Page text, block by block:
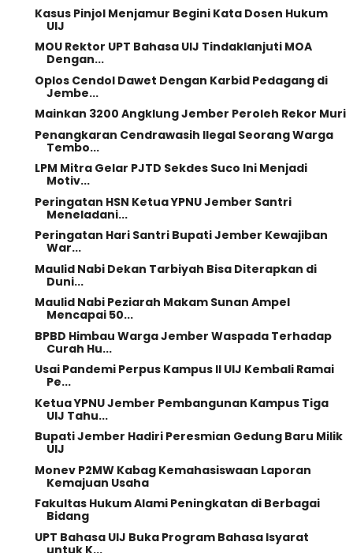
Kasus Pinjol Menjamur Begini Kata Dosen Hukum
UIJ
MOU Rektor UPT Bahasa UIJ Tindaklanjuti MOA
Dengan...
Oplos Cendol Dawet Dengan Karbid Pedagang di
Jembe...
Mainkan 3200 Angklung Jember Peroleh Rekor Muri
Penangkaran Cendrawasih Ilegal Seorang Warga
Tembo...
LPM Mitra Gelar PJTD Sekdes Suco Ini Menjadi
Motiv...
Peringatan HSN Ketua YPNU Jember Santri
Meneladani...
Peringatan Hari Santri Bupati Jember Kewajiban
War...
Maulid Nabi Dekan Tarbiyah Bisa Diterapkan di
Duni...
Maulid Nabi Peziarah Makam Sunan Ampel
Mencapai 50...
BPBD Himbau Warga Jember Waspada Terhadap
Curah Hu...
Usai Pandemi Perpus Kampus II UIJ Kembali Ramai
Pe...
Ketua YPNU Jember Pembangunan Kampus Tiga
UIJ Tahu...
Bupati Jember Hadiri Peresmian Gedung Baru Milik
UIJ
Monev P2MW Kabag Kemahasiswaan Laporan
Kemajuan Usaha
Fakultas Hukum Alami Peningkatan di Berbagai
Bidang
UPT Bahasa UIJ Buka Program Bahasa Isyarat
untuk K...